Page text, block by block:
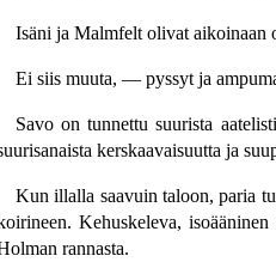
Isäni ja Malmfelt olivat aikoinaan
Ei siis muuta, — pyssyt ja
Savo on tunnettu suurista
kerskaavaisuutta ja
Kun illalla saavuin taloon, paria
Kehuskeleva,
rannasta.